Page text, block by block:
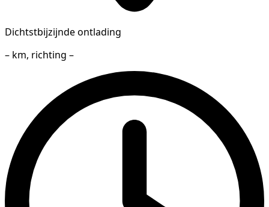
Dichtstbijzijnde ontlading
– km, richting –